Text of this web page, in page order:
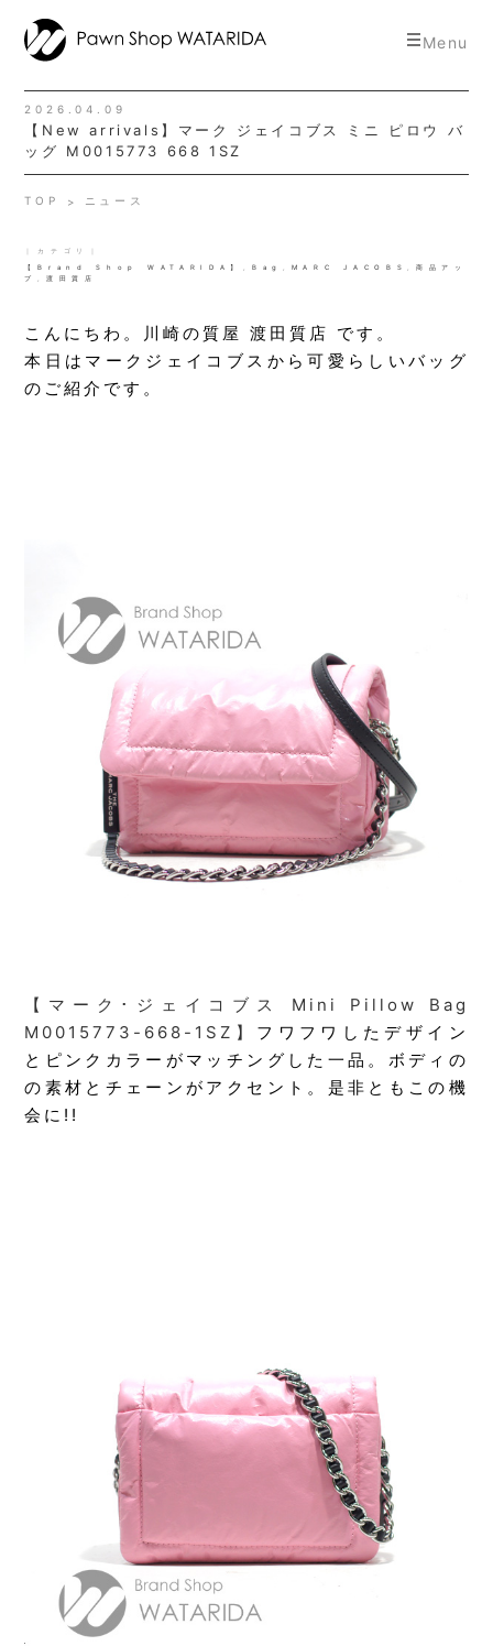
toggle
Menu
2026.04.09
【New arrivals】マーク ジェイコブス ミニ ピロウ バ
ッグ M0015773 668 1SZ
TOP ニュース
｜カテゴリ｜
【Brand Shop WATARIDA】 Bag MARC JACOBS ,商品アッ
プ
渡田質店
こんにちわ。川崎の質屋 渡田質店 です。
本日はマークジェイコブスから可愛らしいバッグ
のご紹介です。
【マーク･ジェイコブス Mini Pillow Bag
M0015773-668-1SZ】 フワフワしたデザイン
とピンクカラーがマッチングした一品。ボディの
の素材とチェーンがアクセント。是非ともこの機
会に!!